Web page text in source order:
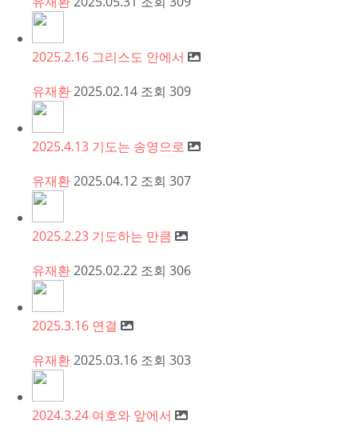
2025.2.16 그리스도 안에서
유재환2025.02.14 조회 309
2025.4.13 기도는 송영으로
유재환2025.04.12 조회 307
2025.2.23 기도하는 만큼
유재환2025.02.22 조회 306
2025.3.16 연결
유재환2025.03.16 조회 303
2024.3.24 여호와 앞에서